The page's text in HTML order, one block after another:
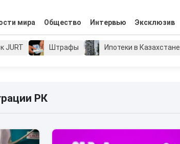
мира Общество Интервью Эксклюзив
JURT Штрафы Ипотеки в Казахстане
РК